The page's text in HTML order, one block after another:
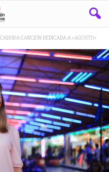
CANCIÓN DEDICADA A «AGOSTO»